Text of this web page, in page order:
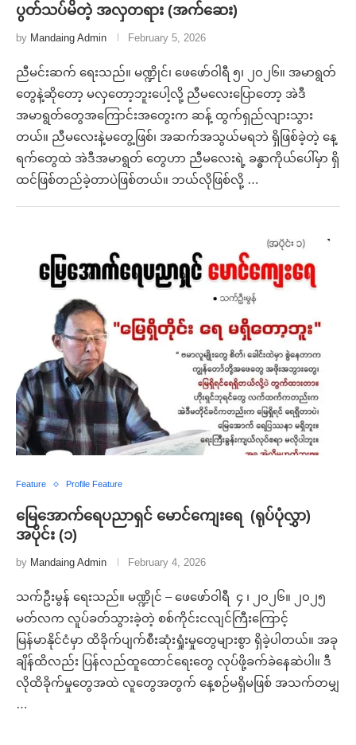
ပွတ်သပ်မိတဲ့ အလှတရား (အက်ဆေး)
by Mandaing Admin February 5, 2026
ညီမင်းဆက် ရေးသည်။ မဏ္ဍိုင်၊ ဖေဖော်ဝါရီ ၅၊ ၂၀၂၆။ အမာရွတ်
တွေနဲ့ဆိုတော့ မလှတော့ဘူးပေါ့လို့ ညီမလေးပြောတော့ အဲဒီ
အမာရွတ်တွေအကြောင်းအတွေးက ဆန့် ထွက်ရှည်လျားသွား
တယ်။ ညီမလေးနဲ့မတွေ့ဖြစ်၊ အဆက်အသွယ်မရဘဲ ရှိဖြစ်ခဲ့တဲ့ နေ့
ရက်တွေထဲ အဲဒီအမာရွတ် တွေဟာ ညီမလေးရဲ့ ခန္ဓာကိုယ်ပေါ်မှာ ရှိ
ထင်ဖြစ်တည်ခဲ့တာပဲဖြစ်တယ်။ ဘယ်လိုဖြစ်လို့ …
Feature Profile Feature
မြေအောက်ရေပညာရှင် မောင်ကျေးရေ (ရုပ်ပုံလွှာ)
အပိုင်း (၁)
by Mandaing Admin February 4, 2026
သက်ဦးမွန် ရေးသည်။ မဏ္ဍိုင် – ဖေဖော်ဝါရီ ၄ ၊ ၂၀၂၆။ ၂၀၂၅
မတ်လက လူပ်ခတ်သွားခဲ့တဲ့ စစ်ကိုင်းငလျင်ကြီးကြောင့်
မြန်မာနိုင်ငံမှာ ထိခိုက်ပျက်စီးဆုံးရှုံးမှုတွေများစွာ ရှိခဲ့ပါတယ်။ အခု
ချိန်ထိလည်း ပြန်လည်ထူထောင်ရေးတွေ လုပ်ဖို့ခက်ခဲနေဆဲပါ။ ဒီ
လိုထိခိုက်မှုတွေအထဲ လူတွေအတွက် နေ့စဉ်မရှိမဖြစ် အသက်တမျှ
…